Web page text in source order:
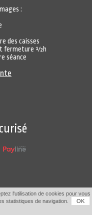
:
des caisses
fermeture ½h
séance
l'utilisation de cookies pour vous
statistiques de navigation.
OK